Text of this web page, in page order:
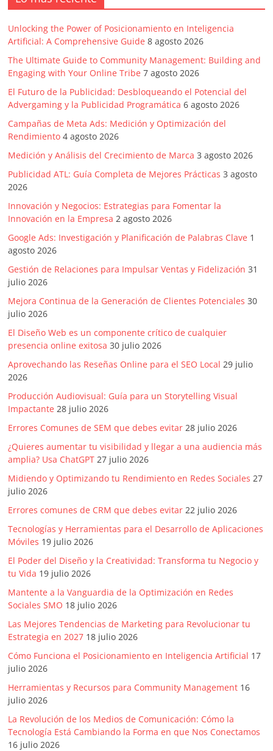
Colombia
|
Magazine
de
Publicidad
y
Marketing
|
Noticias
de
Actualidad
y
Mercadeo
en
Colombia
|
Revistas
de
Actualidad
en
Colombia
Revista
iBlue
Marketing
Unlocking the Power of Posicionamiento en Inteligencia
Artificial: A Comprehensive Guide 8 agosto 2026
The Ultimate Guide to Community Management: Building and
Engaging with Your Online Tribe 7 agosto 2026
El Futuro de la Publicidad: Desbloqueando el Potencial del
Advergaming y la Publicidad Programática 6 agosto 2026
Campañas de Meta Ads: Medición y Optimización del
Rendimiento 4 agosto 2026
Medición y Análisis del Crecimiento de Marca 3 agosto 2026
Publicidad ATL: Guía Completa de Mejores Prácticas 3 agosto
2026
Innovación y Negocios: Estrategias para Fomentar la
Innovación en la Empresa 2 agosto 2026
Google Ads: Investigación y Planificación de Palabras Clave 1
agosto 2026
Gestión de Relaciones para Impulsar Ventas y Fidelización 31
julio 2026
Mejora Continua de la Generación de Clientes Potenciales 30
julio 2026
El Diseño Web es un componente crítico de cualquier
presencia online exitosa 30 julio 2026
Aprovechando las Reseñas Online para el SEO Local 29 julio
2026
Producción Audiovisual: Guía para un Storytelling Visual
Impactante 28 julio 2026
Errores Comunes de SEM que debes evitar 28 julio 2026
¿Quieres aumentar tu visibilidad y llegar a una audiencia más
amplia? Usa ChatGPT 27 julio 2026
Midiendo y Optimizando tu Rendimiento en Redes Sociales 27
julio 2026
Errores comunes de CRM que debes evitar 22 julio 2026
Tecnologías y Herramientas para el Desarrollo de Aplicaciones
Móviles 19 julio 2026
El Poder del Diseño y la Creatividad: Transforma tu Negocio y
tu Vida 19 julio 2026
Mantente a la Vanguardia de la Optimización en Redes
Sociales SMO 18 julio 2026
Las Mejores Tendencias de Marketing para Revolucionar tu
Estrategia en 2027 18 julio 2026
Cómo Funciona el Posicionamiento en Inteligencia Artificial 17
julio 2026
Herramientas y Recursos para Community Management 16
julio 2026
La Revolución de los Medios de Comunicación: Cómo la
Tecnología Está Cambiando la Forma en que Nos Conectamos
16 julio 2026